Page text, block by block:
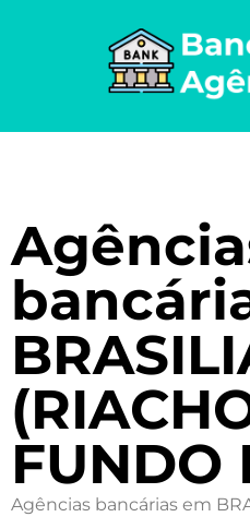
FUNDO
Agências bancárias em